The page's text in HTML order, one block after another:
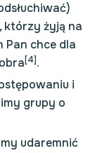
którzy żyją na
Pan chce dla
[4].
i
grupy o
udaremnić